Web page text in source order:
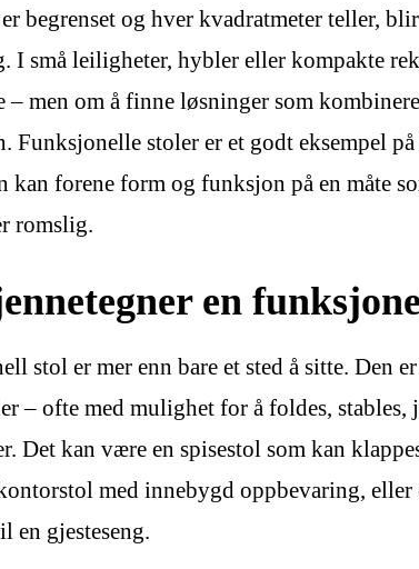
begrenset og hver kvadratmeter teller,
I små leiligheter, hybler eller kompakte
– men om å finne løsninger som
Funksjonelle stoler er et godt eksempel
kan forene form og funksjon på en måte
romslig.
en
stol er mer enn bare et sted å sitte. Den
– ofte med mulighet for å foldes, stables,
Det kan være en spisestol som kan
med innebygd oppbevaring, eller
en gjesteseng.